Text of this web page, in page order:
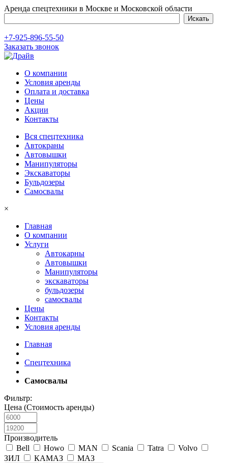
Аренда спецтехники в Москве и Московской области
+7-925-896-55-50
Заказать звонок
О компании
Условия аренды
Оплата и доставка
Цены
Акции
Контакты
Вся спецтехника
Автокраны
Автовышки
Манипуляторы
Экскаваторы
Бульдозеры
Самосвалы
×
Главная
О компании
Услуги
Автокарны
Автовышки
Манипуляторы
экскаваторы
бульдозеры
самосвалы
Цены
Контакты
Условия аренды
Главная
Спецтехника
Самосвалы
Фильтр:
Цена (Стоимость аренды)
Производитель
Bell
Howo MAN Scania Tatra
Volvo
ЗИЛ
КАМАЗ МАЗ